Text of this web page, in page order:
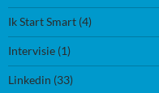
Ik Start Smart (4)
Intervisie (1)
Linkedin (33)